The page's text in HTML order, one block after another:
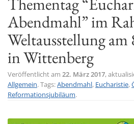
Abendmahl” im
Weltausstellung am
in Wittenberg
Veröffentlicht am 22. März 2017,
Allgemein. Tags:Abendmahl, Eucharistie,
Reformationsjubiläum.